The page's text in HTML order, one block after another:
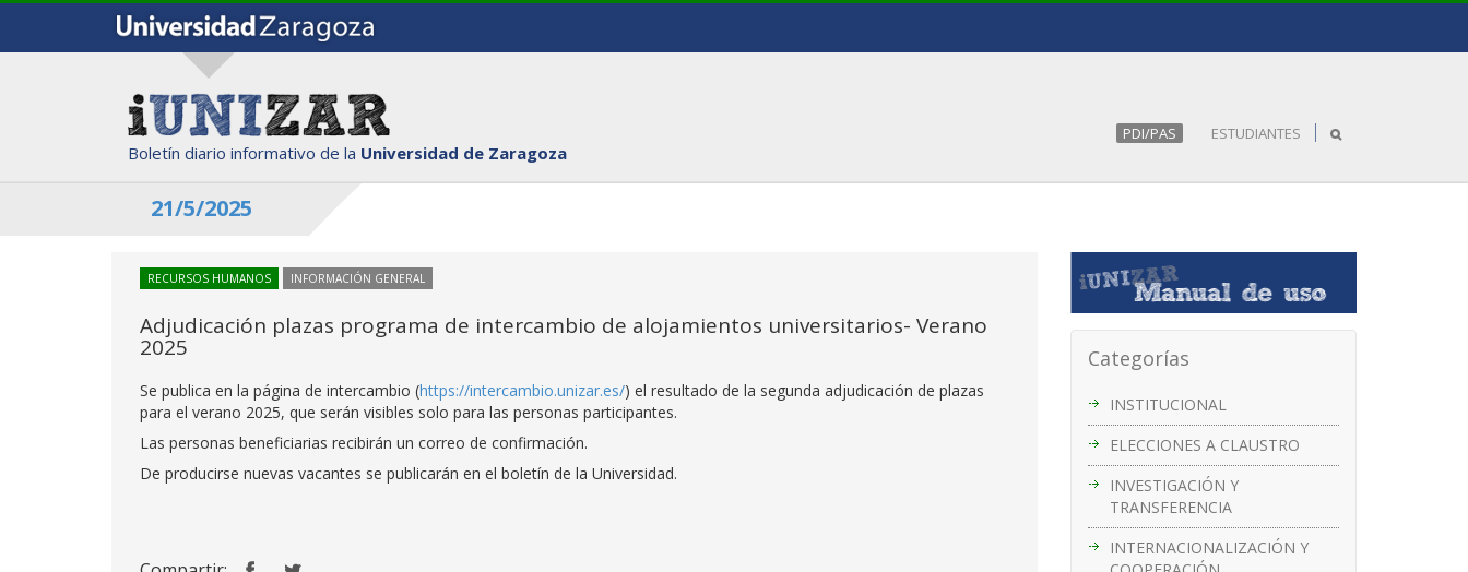
Boletín diario informativo de la Universidad de Zaragoza
PDI/PAS ESTUDIANTES
21/5/2025
Categorías
INSTITUCIONAL
ELECCIONES A CLAUSTRO
INVESTIGACIÓN Y
TRANSFERENCIA
INTERNACIONALIZACIÓN Y
RECURSOS HUMANOS INFORMACIÓN GENERAL
Adjudicación plazas programa de intercambio de alojamientos universitarios- Verano
2025
Se publica en la página de intercambio (https://intercambio.unizar.es/) el resultado de la segunda adjudicación de plazas
para el verano 2025, que serán visibles solo para las personas participantes.
Las personas beneficiarias recibirán un correo de confirmación.
De producirse nuevas vacantes se publicarán en el boletín de la Universidad.